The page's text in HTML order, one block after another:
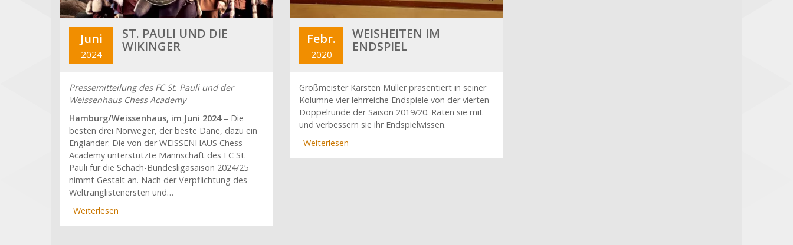
Juni
2024
ST. PAULI UND DIE
WIKINGER
Pressemitteilung des FC St. Pauli und der
Weissenhaus Chess Academy
Hamburg/Weissenhaus, im Juni 2024– Die
besten drei Norweger, der beste Däne, dazu ein
Engländer: Die von der WEISSENHAUS Chess
Academy unterstützte Mannschaft des FC St.
Pauli für die Schach-Bundesligasaison 2024/25
nimmt Gestalt an. Nach der Verpflichtung des
Weltranglistenersten und…
Weiterlesen
Febr.
2020
WEISHEITEN IM
ENDSPIEL
Großmeister Karsten Müller präsentiert in seiner
Kolumne vier lehrreiche Endspiele von der vierten
Doppelrunde der Saison 2019/20. Raten sie mit
und verbessern sie ihr Endspielwissen.
Weiterlesen